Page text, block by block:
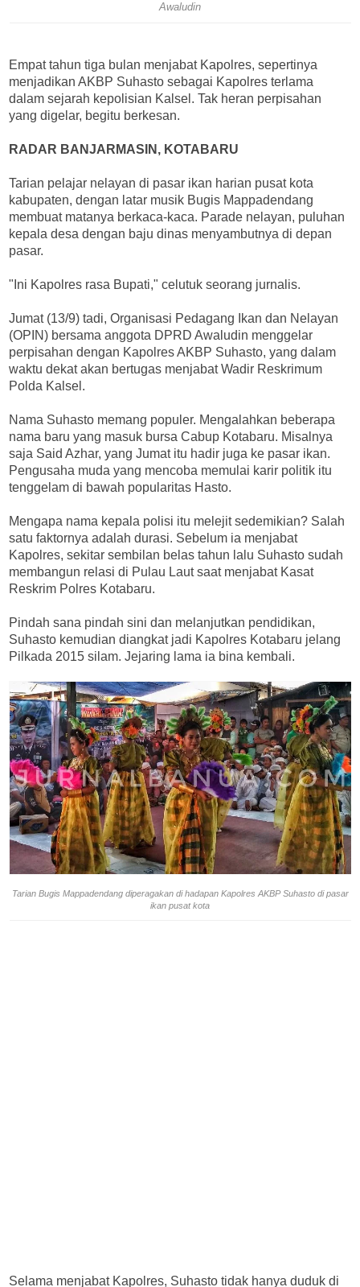
Awaludin
Empat tahun tiga bulan menjabat Kapolres, sepertinya
menjadikan AKBP Suhasto sebagai Kapolres terlama
dalam sejarah kepolisian Kalsel. Tak heran perpisahan
yang digelar, begitu berkesan.
RADAR BANJARMASIN, KOTABARU
Tarian pelajar nelayan di pasar ikan harian pusat kota
kabupaten, dengan latar musik Bugis Mappadendang
membuat matanya berkaca-kaca. Parade nelayan, puluhan
kepala desa dengan baju dinas menyambutnya di depan
pasar.
"Ini Kapolres rasa Bupati," celutuk seorang jurnalis.
Jumat (13/9) tadi, Organisasi Pedagang Ikan dan Nelayan
(OPIN) bersama anggota DPRD Awaludin menggelar
perpisahan dengan Kapolres AKBP Suhasto, yang dalam
waktu dekat akan bertugas menjabat Wadir Reskrimum
Polda Kalsel.
Nama Suhasto memang populer. Mengalahkan beberapa
nama baru yang masuk bursa Cabup Kotabaru. Misalnya
saja Said Azhar, yang Jumat itu hadir juga ke pasar ikan.
Pengusaha muda yang mencoba memulai karir politik itu
tenggelam di bawah popularitas Hasto.
Mengapa nama kepala polisi itu melejit sedemikian? Salah
satu faktornya adalah durasi. Sebelum ia menjabat
Kapolres, sekitar sembilan belas tahun lalu Suhasto sudah
membangun relasi di Pulau Laut saat menjabat Kasat
Reskrim Polres Kotabaru.
Pindah sana pindah sini dan melanjutkan pendidikan,
Suhasto kemudian diangkat jadi Kapolres Kotabaru jelang
Pilkada 2015 silam. Jejaring lama ia bina kembali.
Tarian Bugis Mappadendang diperagakan di hadapan Kapolres AKBP Suhasto di pasar
ikan pusat kota
Selama menjabat Kapolres, Suhasto tidak hanya duduk di